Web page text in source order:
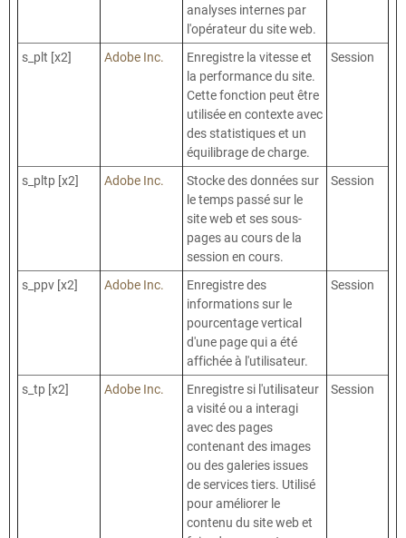
analyses internes par
l'opérateur du site web.
s_plt [x2] Adobe Inc.
Enregistre la vitesse et
la performance du site.
Cette fonction peut être
utilisée en contexte avec
des statistiques et un
équilibrage de charge.
Session
s_pltp [x2] Adobe Inc.
Stocke des données sur
le temps passé sur le
site web et ses sous-
pages au cours de la
session en cours.
Session
s_ppv [x2] Adobe Inc.
Enregistre des
informations sur le
pourcentage vertical
d'une page qui a été
affichée à l'utilisateur.
Session
s_tp [x2] Adobe Inc.
Enregistre si l'utilisateur
a visité ou a interagi
avec des pages
contenant des images
ou des galeries issues
de services tiers. Utilisé
pour améliorer le
contenu du site web et
Session